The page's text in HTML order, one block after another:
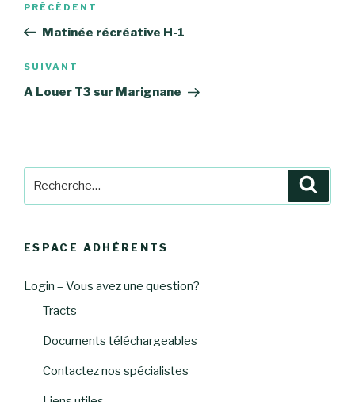
l’article
Article
précédent
PRÉCÉDENT
Matinée récréative H-1
Article
suivant
SUIVANT
A Louer T3 sur Marignane
ESPACE ADHÉRENTS
Login – Vous avez une question?
Tracts
Documents téléchargeables
Contactez nos spécialistes